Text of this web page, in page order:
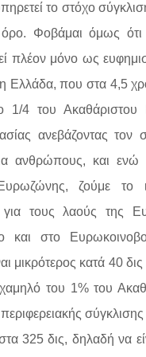
το στόχο
Φοβάμαι όμως
πλέον μόνο ως
Ελλάδα, που στα 4,5
4 του Ακαθάριστου
ανεβάζοντας τον
ανθρώπους, και ενώ
ζούμε το
τους λαούς της
και στο
μικρότερος κατά 40
του 1% του
325 δις, δηλαδή να